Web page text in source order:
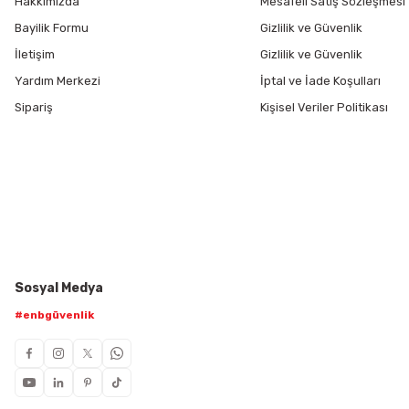
Bayilik Formu
İletişim
Yardım Merkezi
Sipariş
Gizlilik ve Güvenlik
Gizlilik ve Güvenlik
İptal ve İade Koşulları
Kişisel Veriler Politikası
Sosyal Medya
#enbgüvenlik